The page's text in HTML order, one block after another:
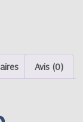
Avis (0)